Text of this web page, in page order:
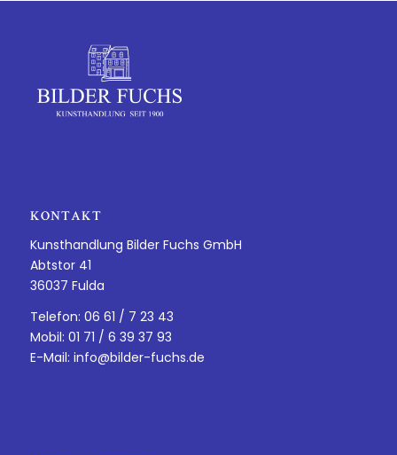
KONTAKT
Kunsthandlung Bilder Fuchs GmbH
Abtstor 41
36037 Fulda
Telefon: 06 61 / 7 23 43
Mobil: 01 71 / 6 39 37 93
E-Mail: info@bilder-fuchs.de